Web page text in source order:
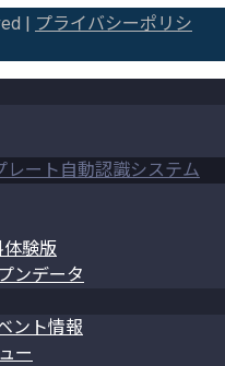
|
プライバシーポリシ
レート自動認識システム
験版
ンデータ
ント情報
ー